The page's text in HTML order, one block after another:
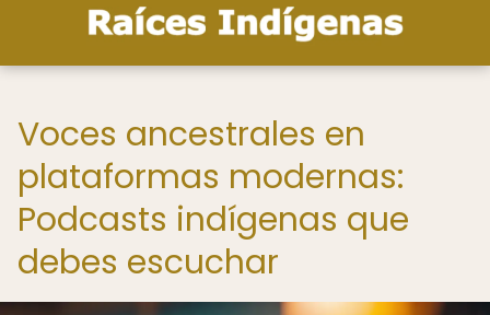
Voces ancestrales en
plataformas modernas:
Podcasts indígenas que
debes escuchar